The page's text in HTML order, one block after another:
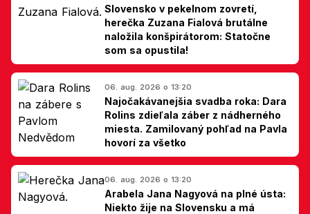
Slovensko v pekelnom zovretí,
herečka Zuzana Fialová brutálne
naložila konšpirátorom: Statočne
som sa opustila!
06. aug. 2026 o 13:20
Najočakávanejšia svadba roka: Dara
Rolins zdieľala záber z nádherného
miesta. Zamilovaný pohľad na Pavla
hovorí za všetko
06. aug. 2026 o 13:20
Arabela Jana Nagyová na plné ústa:
Niekto žije na Slovensku a má